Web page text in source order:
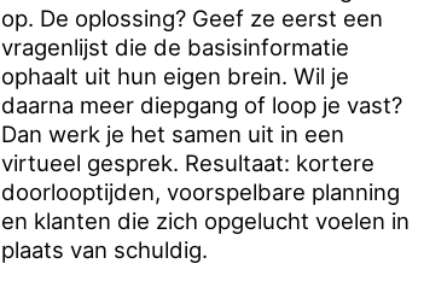
op. De oplossing? Geef ze eerst een
vragenlijst die de basisinformatie
ophaalt uit hun eigen brein. Wil je
daarna meer diepgang of loop je vast?
Dan werk je het samen uit in een
virtueel gesprek. Resultaat: kortere
doorlooptijden, voorspelbare planning
en klanten die zich opgelucht voelen in
plaats van schuldig.